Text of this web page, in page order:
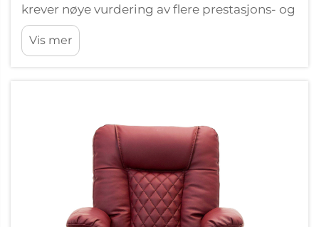
krever nøye vurdering av flere prestasjons- og
designfaktorer som direkte påvirker komfort,
holdbarhet og langsiktig tilfredshet. I
motsetning til tradisjonelle manuelle
Vis mer